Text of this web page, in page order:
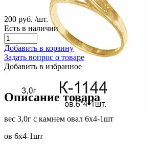
200 руб. /шт.
Есть в наличии
Добавить в корзину
Задать вопрос о товаре
Добавить в избранное
Описание товара
вес 3,0г с камнем овал 6х4-1шт
ов 6х4-1шт